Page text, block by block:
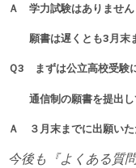
Ａ 学力試験はありませ
願書は遅くとも3月末ま
Ｑ3 まずは公立高校受験
通信制の願書を提出し
Ａ ３月末までに出願い
今後も『よくある質